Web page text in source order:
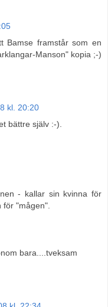
Bamse framstår som en
Manson" kopia ;-)
kl. 20:20
bättre själv :-).
- kallar sin kvinna för
"mågen".
bara....tveksam